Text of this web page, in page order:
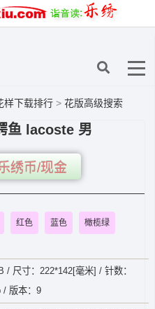
样下载排行 > 花版高级搜索
鱼 lacoste 男
绣币/现金
红色 蓝色 橄榄绿
尺寸：222*142[毫米] / 针数：
/ 版本：9